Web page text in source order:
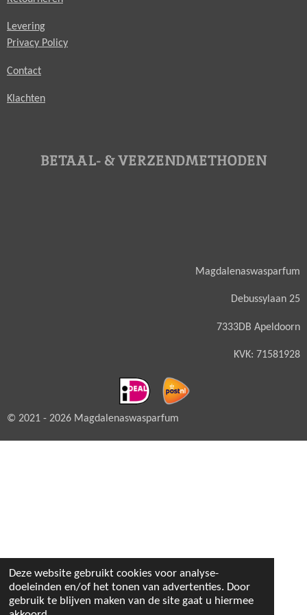
Deze website gebruikt cookies voor analyse-
doeleinden en/of het tonen van advertenties. Door
gebruik te blijven maken van de site gaat u hiermee
Levering
Privacy Policy
Contact
Klachten
BETAAL- & VERZENDMETHODEN
Magdalenaswasparfum
Debussylaan 25
7333DB Apeldoorn
KVK: 71581928
© 2021 - 2026 Magdalenaswasparfum